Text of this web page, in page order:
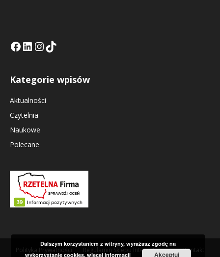
Facebook
LinkedIn
Tik Tok KEInstagramm KE
Kategorie wpisów
Aktualności
Czytelnia
Naukowe
Polecane
Polityka Prywatności Regulamin Sklepu Internetowego Kontakt
Dalszym korzystaniem z witryny, wyrażasz zgodę na
wykorzystanie cookies.więcej informacji Akceptuj